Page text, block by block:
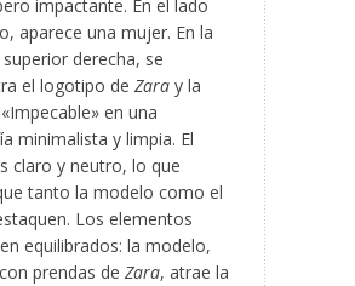
impactante. En el lado
aparece una mujer. En la
derecha, se
el logotipo de Zara y la
en una
minimalista y limpia. El
claro y neutro, lo que
tanto la modelo como el
Los elementos
equilibrados: la modelo,
prendas de Zara, atrae la